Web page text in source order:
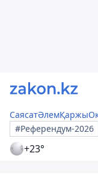
СаясатӘлемҚаржы
#Референдум-2026
+23°